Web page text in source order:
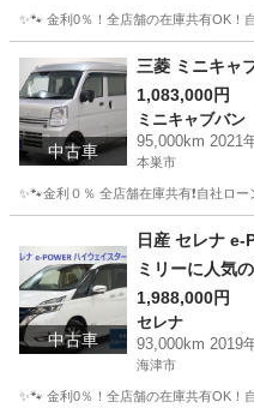
✨🐾 金利0％！全店舗の在庫共有OK
岐阜 羽島市 セレナ
中古車
三菱 ミニキ
1,083,000円
ミニキャブバン
95,000km 2021
本巣市
✨🐾金利０％ 全店舗在庫共有❗️自社ロ
ミニキャブバン
中古車
日産 セレナ e-
ミリーに人気
1,988,000円
セレナ
93,000km 2019
海津市
✨🐾 金利0％！全店舗の在庫共有OK